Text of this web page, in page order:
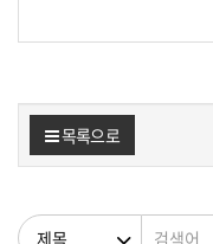
목록으로
검색조건 검색어